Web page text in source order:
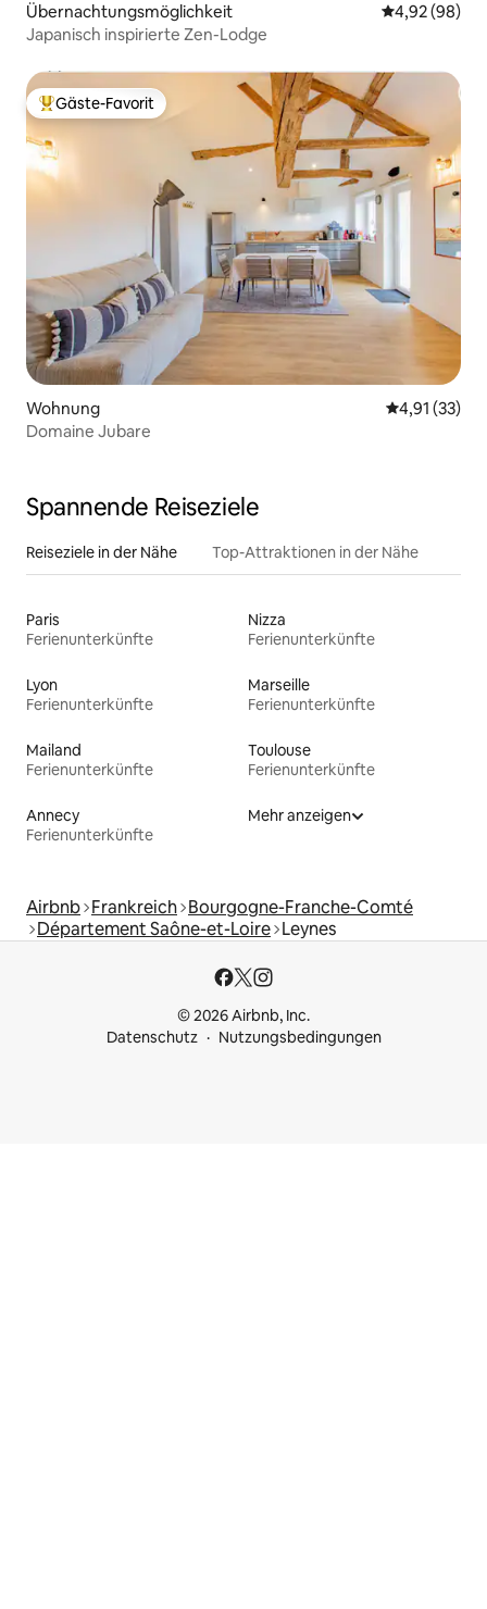
Übernachtungsmöglichkeit
4,92 (98)
Japanisch inspirierte Zen-Lodge
Beliebter Gäste-Favorit.
Gäste-Favorit
Wohnung
4,91 (33)
Domaine Jubare
Spannende Reiseziele
Reiseziele in der Nähe Top-Attraktionen in der Nähe
Paris
Ferienunterkünfte
Nizza
Ferienunterkünfte
Lyon
Ferienunterkünfte
Marseille
Ferienunterkünfte
Mailand
Ferienunterkünfte
Toulouse
Ferienunterkünfte
Annecy
Ferienunterkünfte
Mehr anzeigen
Airbnb Frankreich Bourgogne-Franche-Comté
Département Saône-et-Loire Leynes
© 2026 Airbnb, Inc.
Datenschutz
Nutzungsbedingungen